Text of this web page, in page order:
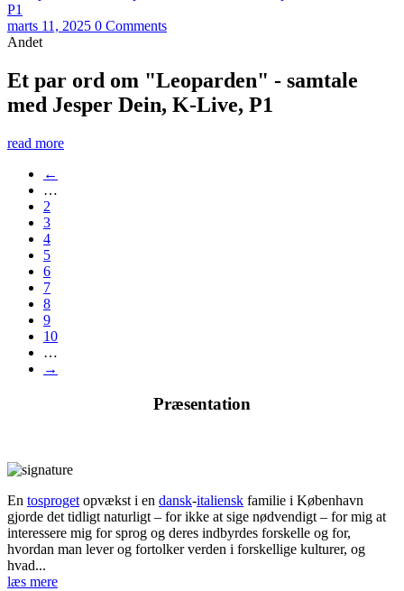
marts 11, 2025 0 Comments
Andet
Et par ord om "Leoparden" - samtale
med Jesper Dein, K-Live, P1
read more
←
…
2
3
4
5
6
7
8
9
10
…
→
Præsentation
En tosproget opvækst i en dansk-italiensk familie i København
gjorde det tidligt naturligt – for ikke at sige nødvendigt – for mig at
interessere mig for sprog og deres indbyrdes forskelle og for,
hvordan man lever og fortolker verden i forskellige kulturer, og
hvad...
læs mere